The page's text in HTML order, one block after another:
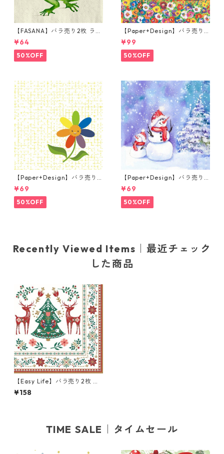
【FASANA】バラ売り2枚 ラン
チサイズ ペーパーナプキン Fr
og prince ナチュラル
¥64
50%OFF
【Paper+Design】バラ売り2
枚 ランチサイズ ペーパーナプ
キン Portchie Art Flowers fo
r Aunt Julieta レッド
¥99
50%OFF
【Paper+Design】バラ売り2
枚 ランチサイズ ペーパーナプ
キン Sunny Sunflower イエロ
ー
¥69
50%OFF
【Paper+Design】バラ売り2
枚 ランチサイズ ペーパーナプ
キン Frosty friends ブルー
¥69
50%OFF
Recently Viewed Items｜最近チェック
した商品
【Easy Life】バラ売り2枚 ラ
ンチサイズ ペーパーナプキン
Christmas Folk ホワイト
¥158
TIME SALE｜タイムセール